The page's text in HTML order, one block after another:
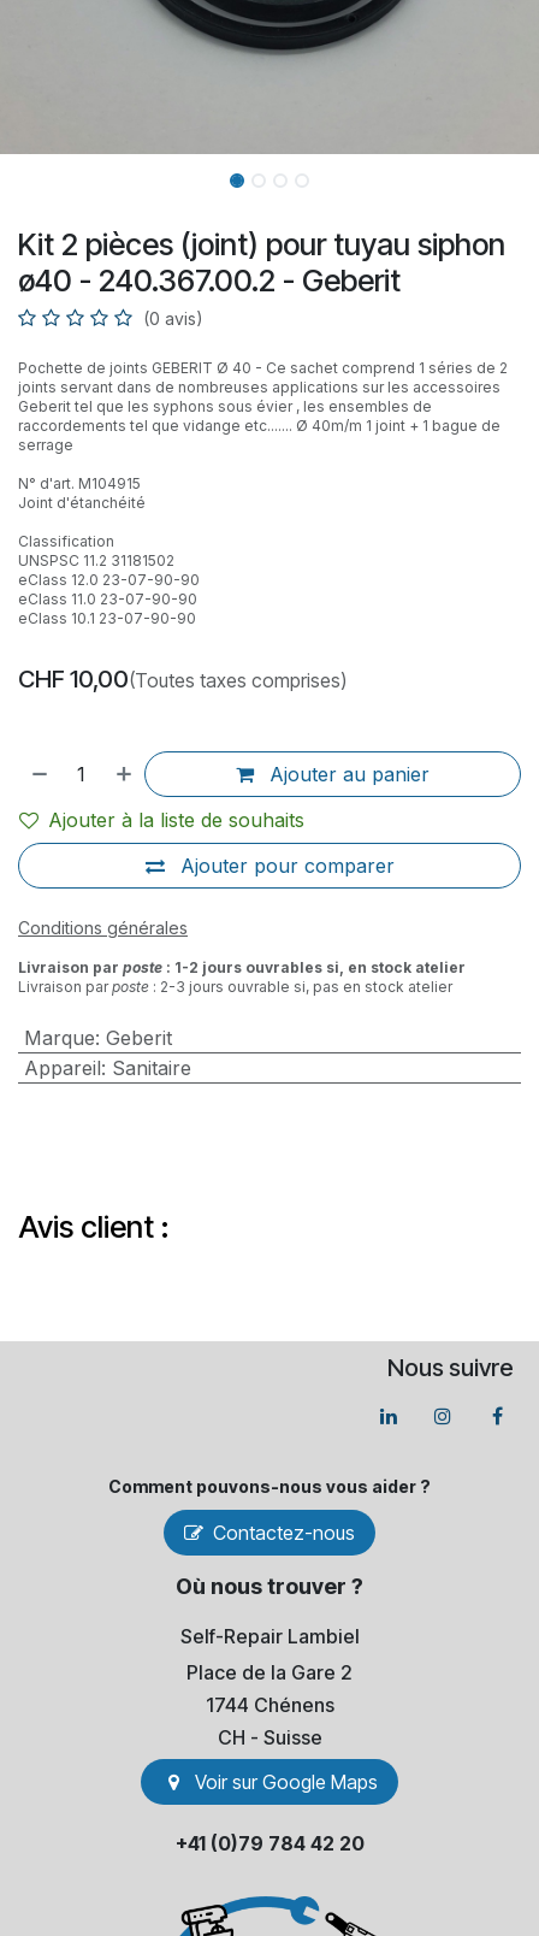
Kit 2 pièces (joint) pour tuyau siphon
ø40 - 240.367.00.2 - Geberit
(0 avis)
Pochette de joints GEBERIT Ø 40 - Ce sachet comprend 1 séries de 2
joints servant dans de nombreuses applications sur les accessoires
Geberit tel que les syphons sous évier , les ensembles de
raccordements tel que vidange etc....... Ø 40m/m 1 joint + 1 bague de
serrage
N° d'art. M104915
Joint d'étanchéité
Classification
UNSPSC 11.2 31181502
eClass 12.0 23-07-90-90
eClass 11.0 23-07-90-90
eClass 10.1 23-07-90-90
CHF 10,00(Toutes taxes comprises)
Ajouter au panier
Ajouter pour comparer
Ajouter à la liste de souhaits
Conditions générales
Livraison par poste : 1-2 jours ouvrables si, en stock atelier
Livraison parposte : 2-3 jours ouvrable si, pas en stock atelier
Marque: Geberit
Appareil: Sanitaire
Avis client :
Nous suivre
Comment pouvons-​nous vous aider ?
Contactez-nous
Où nous trouver ?
Self-Repair Lambiel
Place de la Gare 2
1744 Chénens
​CH - Suisse
Voir sur Go​​ogle Maps
+41 (0)79 784 42 20